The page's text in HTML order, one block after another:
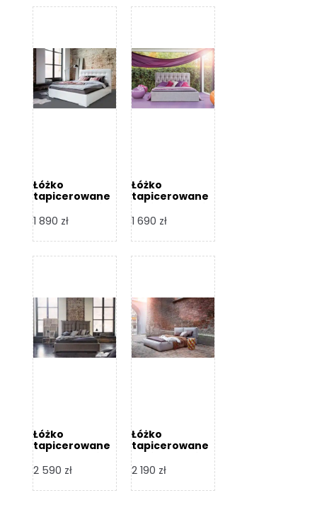
Łóżko
tapicerowane
Design
1 890 zł
Łóżko
tapicerowane
Design
1 690 zł
Łóżko
tapicerowane
Design
2 590 zł
Łóżko
tapicerowane
Design
2 190 zł